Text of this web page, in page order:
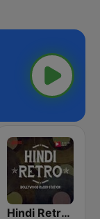
Hindi Retro Hits Radio